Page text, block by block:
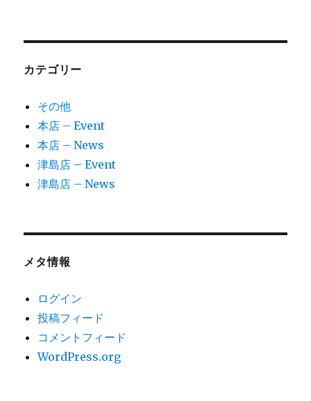
カテゴリー
その他
本店 – Event
本店 – News
津島店 – Event
津島店 – News
メタ情報
ログイン
投稿フィード
コメントフィード
WordPress.org